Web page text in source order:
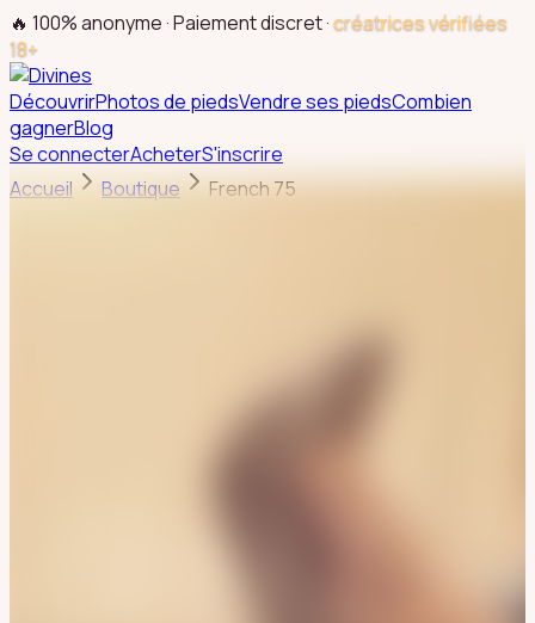
🔥 100% anonyme · Paiement discret ·créatrices vérifiées
18+
DécouvrirPhotos de piedsVendre ses piedsCombien
gagnerBlog
Se connecterAcheterS'inscrire
Accueil
Boutique French 75